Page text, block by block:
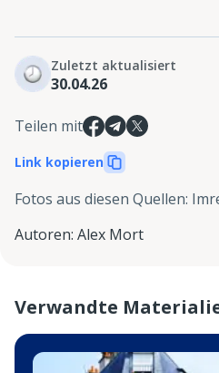
Zuletzt aktualisiert
30.04.26
Teilen mit
Link kopieren
Fotos aus diesen Quellen:
Autoren: Alex Mort
Verwandte